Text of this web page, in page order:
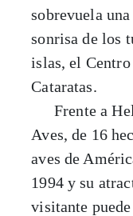
sobrevuela
sonrisa de los
islas, el
Cataratas.
Frente a
Aves, de 16
aves de
1994 y su
visitante